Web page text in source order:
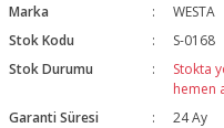
Marka
WESTA
Stok Kodu
S-0168
Stok Durumu
Stokta
hemen
Garanti Süresi
24 Ay